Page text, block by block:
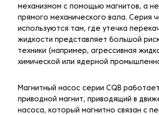
механизмом с помощью магнитов, а
прямого механического вала. Серия
используются там, где утечка
жидкости представляет большой
техники (например, агрессивная
химической или ядерной
Магнитный насос серии CQB
приводной магнит, приводящий в
насоса, который магнитно связан с